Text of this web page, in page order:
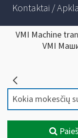
Kontaktai /
VMI Machine
VMI